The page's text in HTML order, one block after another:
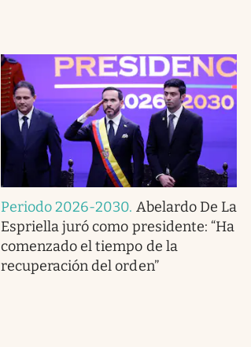
Periodo 2026-2030. Abelardo De La
Espriella juró como presidente: “Ha
comenzado el tiempo de la
recuperación del orden”